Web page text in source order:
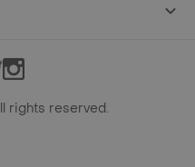
Instagram
rights reserved.